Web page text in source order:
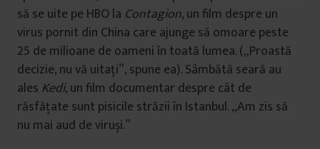
să se uite pe HBO la Contagion, un film despre un
virus pornit din China care ajunge să omoare peste
25 de milioane de oameni în toată lumea. („Proastă
decizie, nu vă uitați”, spune ea). Sâmbătă seară au
ales Kedi,un film documentar despre cât de
răsfățate sunt pisicile străzii în Istanbul. „Am zis să
nu mai aud de viruși.”